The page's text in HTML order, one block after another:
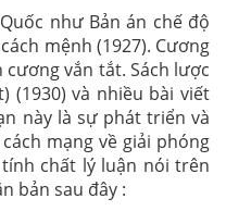
như Bản án chế độ
mệnh (1927). Cương
vắn tắt. Sách lược
(1930) và nhiều bài viết
này là sự phát triển và
mạng về giải phóng
chất lý luận nói trên
bản sau đây :